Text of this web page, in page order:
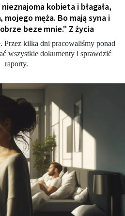
kobieta i błagała,
mojego męża. Bo mają syna i
beze mnie." Z życia
Przez kilka dni pracowaliśmy ponad
wszystkie dokumenty i sprawdzić
raporty.